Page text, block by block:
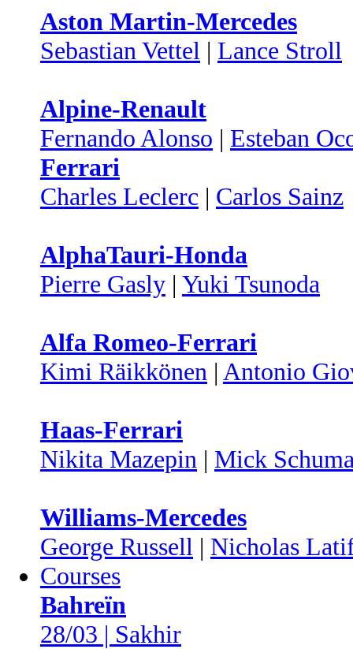
Aston Martin-Mercedes
Sebastian Vettel | Lance Stroll
Alpine-Renault
Fernando Alonso | Esteban
Ferrari
Charles Leclerc | Carlos Sainz
AlphaTauri-Honda
Pierre Gasly | Yuki Tsunoda
Alfa Romeo-Ferrari
Kimi Räikkönen | Antonio
Haas-Ferrari
Nikita Mazepin | Mick
Williams-Mercedes
George Russell | Nicholas
Courses
Bahreïn
28/03 | Sakhir